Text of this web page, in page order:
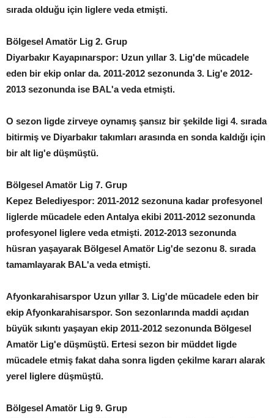
sırada olduğu için liglere veda etmişti.
Bölgesel Amatör Lig 2. Grup
Diyarbakır Kayapınarspor: Uzun yıllar 3. Lig'de mücadele
eden bir ekip onlar da. 2011-2012 sezonunda 3. Lig'e 2012-
2013 sezonunda ise BAL'a veda etmişti.
O sezon ligde zirveye oynamış şansız bir şekilde ligi 4. sırada
bitirmiş ve Diyarbakır takımları arasında en sonda kaldığı için
bir alt lig'e düşmüştü.
Bölgesel Amatör Lig 7. Grup
Kepez Belediyespor: 2011-2012 sezonuna kadar profesyonel
liglerde mücadele eden Antalya ekibi 2011-2012 sezonunda
profesyonel liglere veda etmişti. 2012-2013 sezonunda
hüsran yaşayarak Bölgesel Amatör Lig'de sezonu 8. sırada
tamamlayarak BAL'a veda etmişti.
Afyonkarahisarspor Uzun yıllar 3. Lig'de mücadele eden bir
ekip Afyonkarahisarspor. Son sezonlarında maddi açıdan
büyük sıkıntı yaşayan ekip 2011-2012 sezonunda Bölgesel
Amatör Lig'e düşmüştü. Ertesi sezon bir müddet ligde
mücadele etmiş fakat daha sonra ligden çekilme kararı alarak
yerel liglere düşmüştü.
Bölgesel Amatör Lig 9. Grup